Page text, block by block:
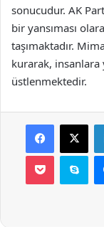
sonucudur. AK
bir yansıması
taşımaktadır.
kurarak, insanlara
üstlenmektedir.
Facebook
X
Pocket